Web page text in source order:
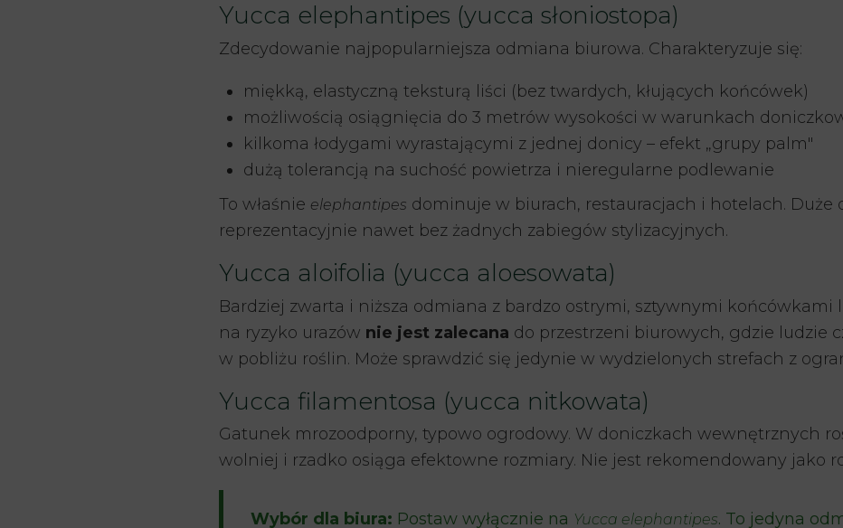
Yucca elephantipes (yucca słoniostopa)
Zdecydowanie najpopularniejsza odmiana biurowa. Charakteryzuje się:
miękką, elastyczną teksturą liści (bez twardych, kłujących końcówek)
możliwością osiągnięcia do 3 metrów wysokości w warunkach
kilkoma łodygami wyrastającymi z jednej donicy – efekt „grupy palm"
dużą tolerancją na suchość powietrza i nieregularne podlewanie
To właśnie elephantipes dominuje w biurach, restauracjach i hotelach. Duże
reprezentacyjnie nawet bez żadnych zabiegów stylizacyjnych.
Yucca aloifolia (yucca aloesowata)
Bardziej zwarta i niższa odmiana z bardzo ostrymi, sztywnymi końcówkami
na ryzyko urazów nie jest zalecana do przestrzeni biurowych, gdzie ludzie
w pobliżu roślin. Może sprawdzić się jedynie w wydzielonych strefach z
Yucca filamentosa (yucca nitkowata)
Gatunek mrozoodporny, typowo ogrodowy. W doniczkach wewnętrznych
wolniej i rzadko osiąga efektowne rozmiary. Nie jest rekomendowany jako
Wybór dla biura: Postaw wyłącznie na Yucca elephantipes. To jedyna